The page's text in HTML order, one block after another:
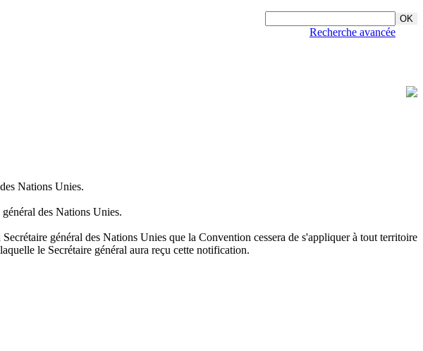
Recherche avancée
Nations Unies.
des Nations Unies.
général des Nations Unies que la Convention cessera de s'appliquer à tout territoire
le Secrétaire général aura reçu cette notification.